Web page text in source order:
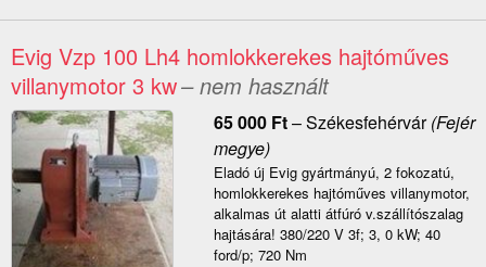
Evig Vzp 100 Lh4 homlokkerekes hajtóműves
villanymotor 3 kw– nem használt
65 000 Ft–Székesfehérvár(Fejér
megye)
Eladó új Evig gyártmányú, 2 fokozatú,
homlokkerekes hajtóműves villanymotor,
alkalmas út alatti átfúró v.szállítószalag
hajtására! 380/220 V 3f; 3, 0 kW; 40
ford/p; 720 Nm